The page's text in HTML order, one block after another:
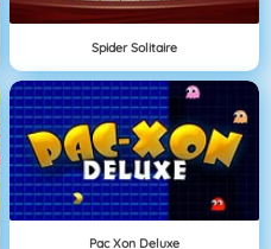
Spider Solitaire
Pac Xon Deluxe